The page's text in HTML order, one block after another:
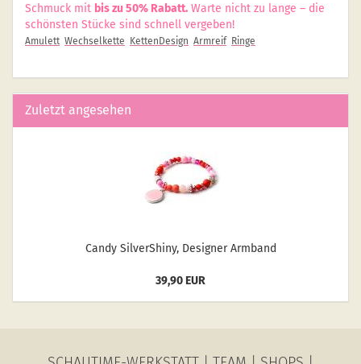
Schmuck mit bis zu 50% Rabatt. Warte nicht zu lange – die
schönsten Stücke sind schnell vergeben!
Amulett Wechselkette KettenDesign Armreif Ringe
Zuletzt angesehen
Candy Sil­verS­hiny, De­si­gner Arm­band
39,90 EUR